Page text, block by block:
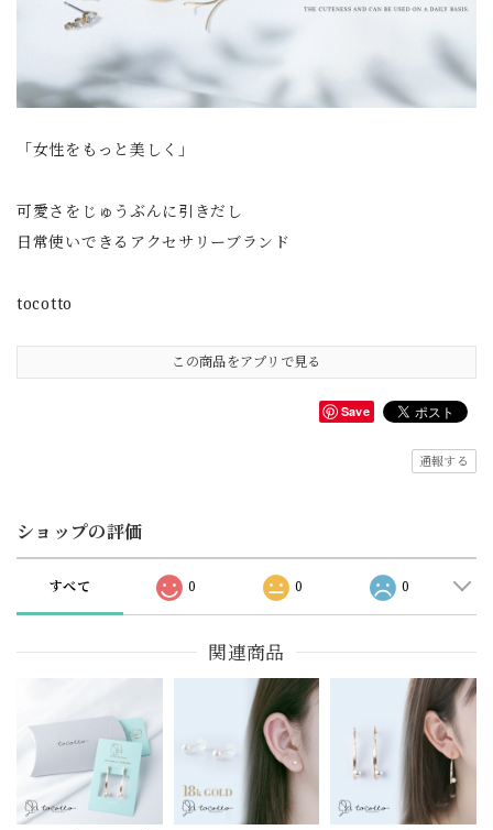
「女性をもっと美しく」
可愛さをじゅうぶんに引きだし
日常使いできるアクセサリーブランド
tocotto
この商品をアプリで見る
Save
通報する
ショップの評価
すべて 0 0 0
関連商品